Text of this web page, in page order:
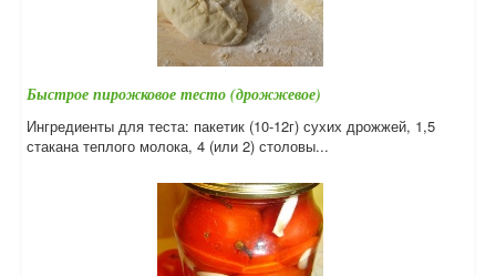
Быстрое пирожковое тесто (дрожжевое)
Ингредиенты для теста: пакетик (10-12г) сухих дрожжей, 1,5
стакана теплого молока, 4 (или 2) столовы...